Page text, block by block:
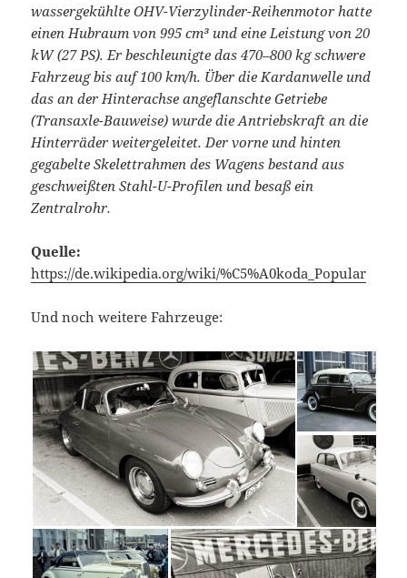
wassergekühlte OHV-Vierzylinder-Reihenmotor hatte
einen Hubraum von 995 cm³ und eine Leistung von 20
kW (27 PS). Er beschleunigte das 470–800 kg schwere
Fahrzeug bis auf 100 km/h. Über die Kardanwelle und
das an der Hinterachse angeflanschte Getriebe
(Transaxle-Bauweise) wurde die Antriebskraft an die
Hinterräder weitergeleitet. Der vorne und hinten
gegabelte Skelettrahmen des Wagens bestand aus
geschweißten Stahl-U-Profilen und besaß ein
Zentralrohr.
Quelle:
https://de.wikipedia.org/wiki/%C5%A0koda_Popular
Und noch weitere Fahrzeuge: